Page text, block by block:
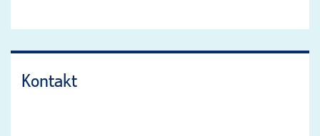
Kontakt